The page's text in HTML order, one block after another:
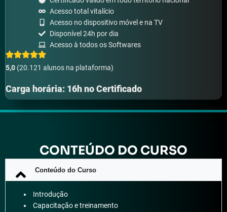
Acesso total vitalício
Acesso no dispositivo móvel e na TV
Disponível 24h por dia
Acesso à todos os Softwares
5,0 (20.121 alunos na plataforma)
Carga horária: 16h no Certificado
CONTEÚDO DO CURSO
Conteúdo do Curso
Introdução
Capacitação e treinamento